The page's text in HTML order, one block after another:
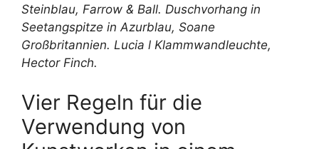
Steinblau, Farrow & Ball. Duschvorhang in
Seetangspitze in Azurblau, Soane
Großbritannien. Lucia l Klammwandleuchte,
Hector Finch.
Vier Regeln für die
Verwendung von